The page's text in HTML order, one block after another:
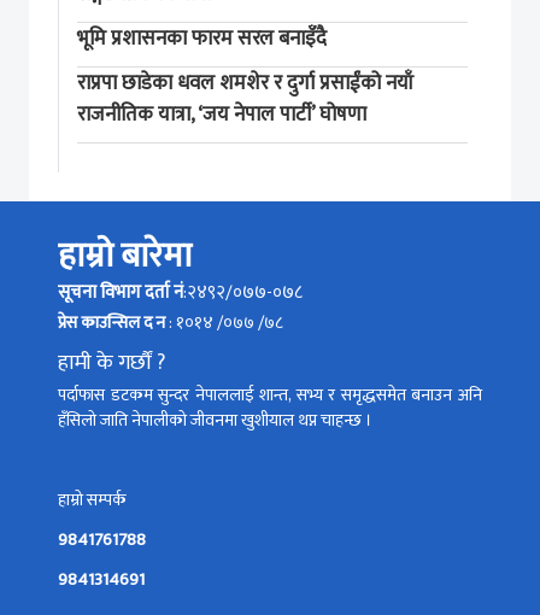
भूमि प्रशासनका फारम सरल बनाइँदै
राप्रपा छाडेका धवल शमशेर र दुर्गा प्रसाईंको नयाँ
राजनीतिक यात्रा, ‘जय नेपाल पार्टी’ घोषणा
हाम्रो बारेमा
सूचना विभाग दर्ता नं:२४९२/०७७-०७८
प्रेस काउन्सिल द न: १०१४ /०७७ /७८
हामी के गर्छौं ?
पर्दाफास डटकम सुन्दर नेपाललाई शान्त, सभ्य र समृद्धसमेत बनाउन अनि
हँसिलो जाति नेपालीको जीवनमा खुशीयाल थप्न चाहन्छ ।
हाम्रो सम्पर्क
9841761788
9841314691